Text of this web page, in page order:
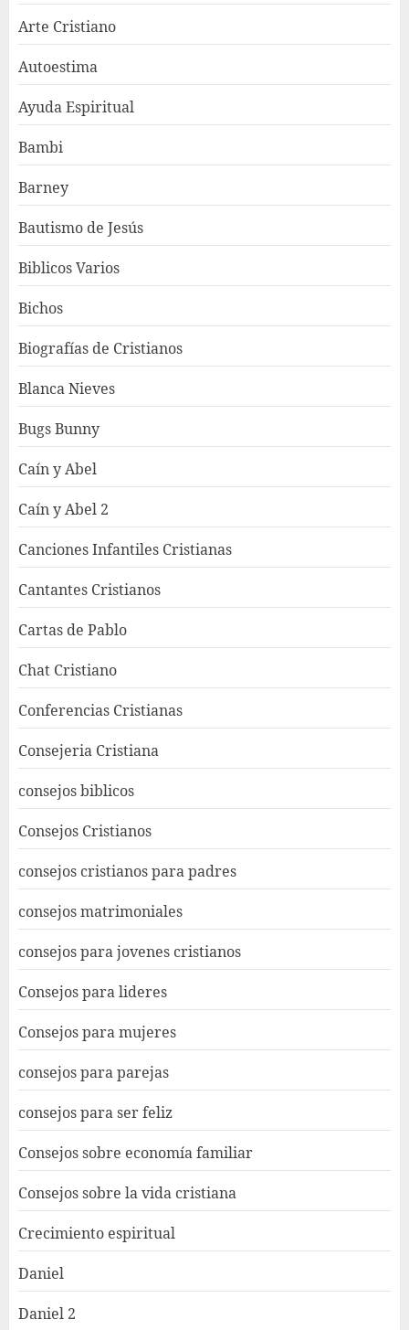
Arte Cristiano
Autoestima
Ayuda Espiritual
Bambi
Barney
Bautismo de Jesús
Biblicos Varios
Bichos
Biografías de Cristianos
Blanca Nieves
Bugs Bunny
Caín y Abel
Caín y Abel 2
Canciones Infantiles Cristianas
Cantantes Cristianos
Cartas de Pablo
Chat Cristiano
Conferencias Cristianas
Consejeria Cristiana
consejos biblicos
Consejos Cristianos
consejos cristianos para padres
consejos matrimoniales
consejos para jovenes cristianos
Consejos para lideres
Consejos para mujeres
consejos para parejas
consejos para ser feliz
Consejos sobre economía familiar
Consejos sobre la vida cristiana
Crecimiento espiritual
Daniel
Daniel 2